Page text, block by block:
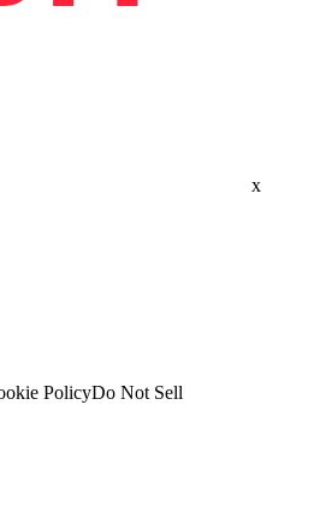
x
PolicyDo Not Sell